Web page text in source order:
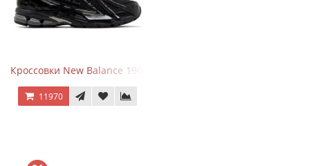
Кроссовки New Balance 1906A Black Silver
11970